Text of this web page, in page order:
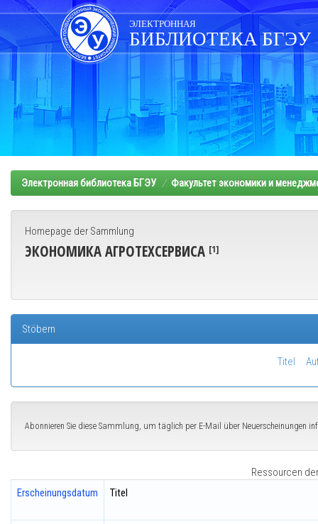
Skip
navigation
ЭЛЕКТРОННАЯ
БИБЛИОТЕКА БГЭУ
Электронная библиотека БГЭУ Факультет экономики и
Homepage der Sammlung
ЭКОНОМИКА АГРОТЕХСЕРВИСА [1]
Stöbern
Titel
Abonnieren Sie diese Sammlung, um täglich per E-Mail über Neuerscheinungen
Ressourcen
Erscheinungsdatum
Titel